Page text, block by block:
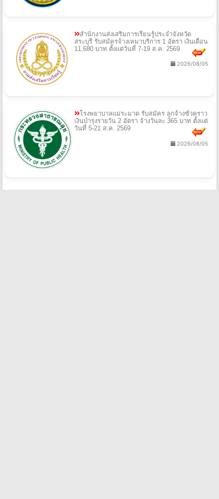
สำนักงานส่งเสริมการเรียนรู้ประจำจังหวัด
สระบุรี รับสมัครจ้างเหมาบริการ 1 อัตรา เงินเดือน
11,680 บาท ตั้งแต่วันที่ 7-19 ส.ค. 2569
2026/08/05
โรงพยาบาลแม่ระมาด รับสมัคร ลูกจ้างชั่วคราว
เงินบำรุงรายวัน 2 อัตรา จ้างวันละ 365 บาท ตั้งแต่
วันที่ 5-21 ส.ค. 2569
2026/08/05